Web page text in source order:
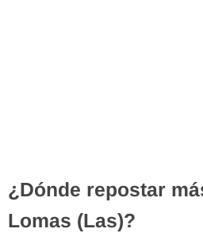
¿Dónde repostar
Lomas (Las)?